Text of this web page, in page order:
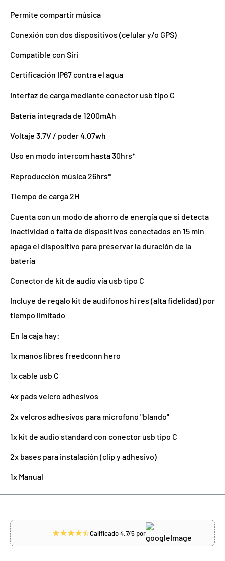
Permite compartir música
Conexión con dos dispositivos (celular y/o GPS)
Compatible con Siri
Certificación IP67 contra el agua
Interfaz de carga mediante conector usb tipo C
Batería integrada de 1200mAh
Voltaje 3.7V / poder 4.07wh
Uso en modo intercom hasta 30hrs*
Reproducción música 26hrs*
Tiempo de carga 2H
Cuenta con un modo de ahorro de energía que si detecta
inactividad o falta de dispositivos conectados en 15 min
apaga el dispositivo para preservar la duración de la
batería
Conector de kit de audio vía usb tipo C
Incluye de regalo kit de audifonos hi res (alta fidelidad) por
tiempo limitado
En la caja hay:
1x manos libres freedconn hero
1x cable usb C
4x pads velcro adhesivos
2x velcros adhesivos para microfono "blando"
1x kit de audio standard con conector usb tipo C
2x bases para instalación (clip y adhesivo)
1x Manual
Calificado 4.7/5 por